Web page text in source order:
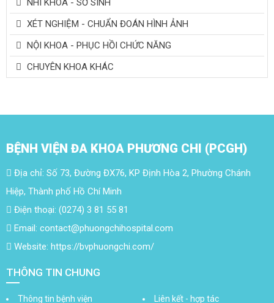
NHI KHOA - SƠ SINH
XÉT NGHIỆM - CHUẨN ĐOÁN HÌNH ẢNH
NỘI KHOA - PHỤC HỒI CHỨC NĂNG
CHUYÊN KHOA KHÁC
BỆNH VIỆN ĐA KHOA PHƯƠNG CHI (PCGH)
Địa chỉ: Số 73, Đường ĐX76, KP Định Hòa 2, Phường Chánh
Hiệp, Thành phố Hồ Chí Minh
Điện thoại: (0274) 3 81 55 81
Email: contact@phuongchihospital.com
Website: https://bvphuongchi.com/
THÔNG TIN CHUNG
Thông tin bệnh viện Liên kết - hợp tác